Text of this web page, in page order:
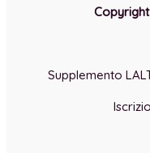
Supplemento